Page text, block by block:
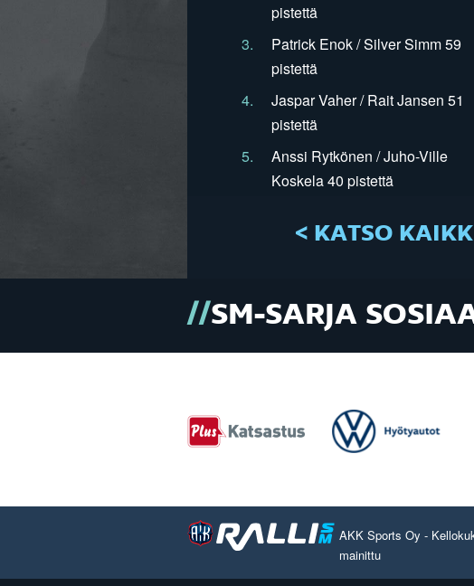
pistettä
3.
Patrick Enok / Silver Simm 59
pistettä
4.
Jaspar Vaher / Rait Jansen 51
pistettä
5.
Anssi Rytkönen / Juho-Ville
Koskela 40 pistettä
< KATSO
SM-SARJA
AKK Sports Oy -
mainittu